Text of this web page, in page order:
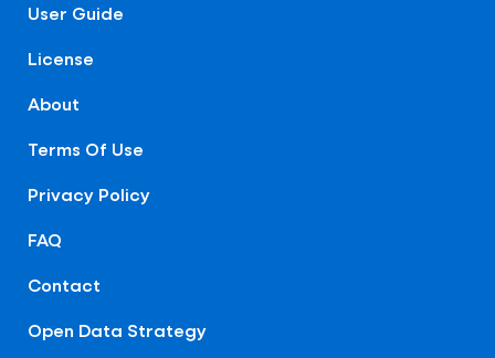
User Guide
License
About
Terms Of Use
Privacy Policy
FAQ
Contact
Open Data Strategy